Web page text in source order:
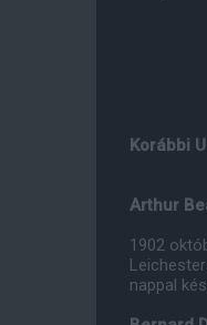
Korábbi
Arthur
1902
nappal